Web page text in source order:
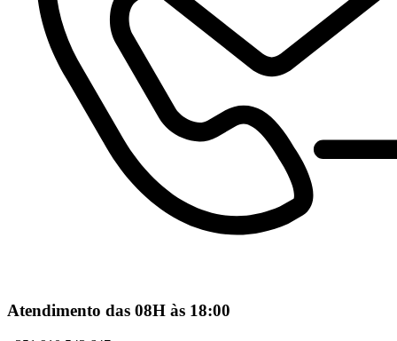
Atendimento das 08H às 18:00